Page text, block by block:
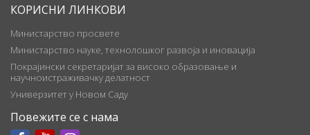
КОРИСНИ ЛИНКОВИ
Министарство просвете
Министарство науке, технолошког развоја и иновација
Покрајински секретаријат за високо образовање и
научноистраживачку делатност
Универзитет у Новом Саду
Повежите се с нама